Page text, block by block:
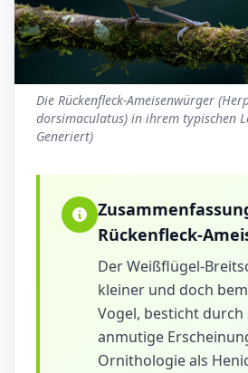
Die Rückenfleck-Ameisenwürger
dorsimaculatus) in ihrem typischen
Generiert)
Rückenfleck-
Der Weißflügel-
kleiner und doch
Vogel, besticht durch
anmutige
Ornithologie als